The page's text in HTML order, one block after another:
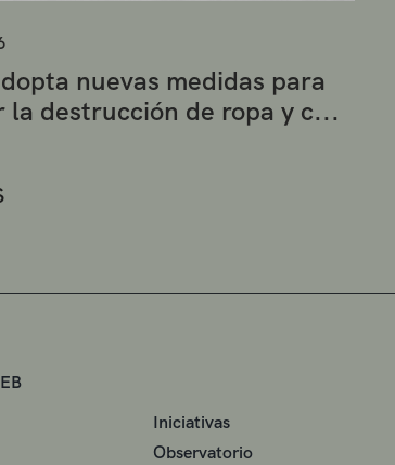
nuevas medidas para
la destrucción de ropa y c...
Iniciativas
Observatorio